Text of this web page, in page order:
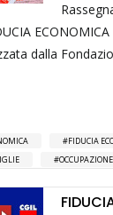
dalla
FIDUCIA
OCCUPAZIONE